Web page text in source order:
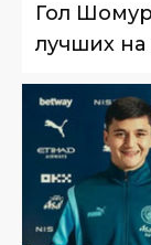
Гол
лучших